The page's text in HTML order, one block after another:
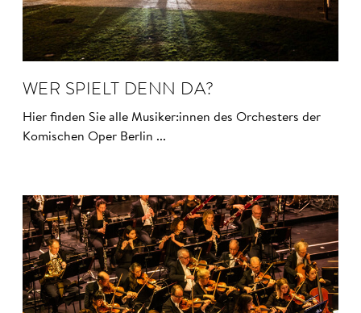
WER SPIELT DENN DA?
Hier finden Sie alle Musiker:innen des Orchesters der
Komischen Oper Berlin ...